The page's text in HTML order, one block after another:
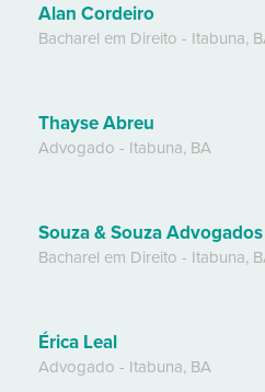
Alan Cordeiro
Bacharel em Direito - Itabuna,
Thayse Abreu
Advogado - Itabuna, BA
Souza & Souza
Bacharel em Direito - Itabuna,
Érica Leal
Advogado - Itabuna, BA